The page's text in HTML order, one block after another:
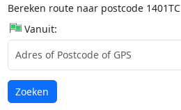
Bereken route naar postcode 1401TC
Vanuit:
Laden...
Zoeken